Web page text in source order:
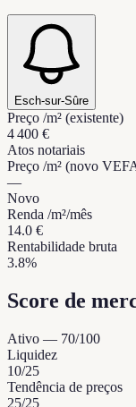
Esch-sur-Sûre
Preço /m² (existente)
4 400 €
Atos notariais
Preço /m² (novo
—
Novo
Renda /m²/mês
14.0 €
Rentabilidade bruta
3.8%
Score de
Ativo — 70/100
Liquidez
10/25
Tendência de preços
25/25